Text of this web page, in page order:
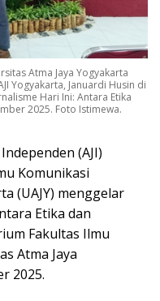
Atma Jaya Yogyakarta
Yogyakarta, Januardi Husin di
Hari Ini: Antara Etika
2025. Foto Istimewa.
(AJI)
Komunikasi
(UAJY) menggelar
Etika dan
Fakultas Ilmu
Atma Jaya
2025.